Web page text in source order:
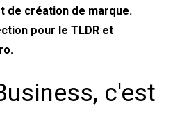
de création de marque.
pour le TLDR et
c'est